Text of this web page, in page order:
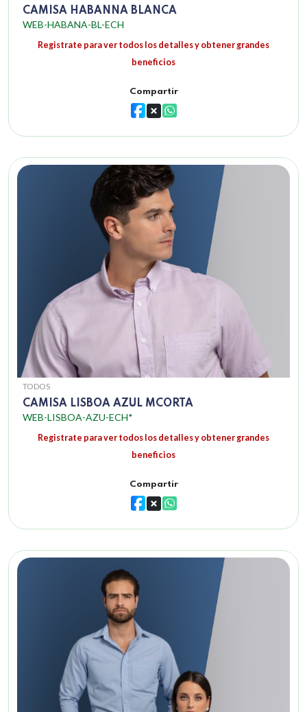
CAMISA HABANNA BLANCA
WEB-HABANA-BL-ECH
Registrate para ver todos los detalles y obtener grandes
beneficios
Compartir
TODOS
CAMISA LISBOA AZUL MCORTA
WEB-LISBOA-AZU-ECH*
Registrate para ver todos los detalles y obtener grandes
beneficios
Compartir